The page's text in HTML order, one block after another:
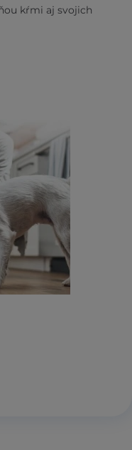
kŕmi aj svojich